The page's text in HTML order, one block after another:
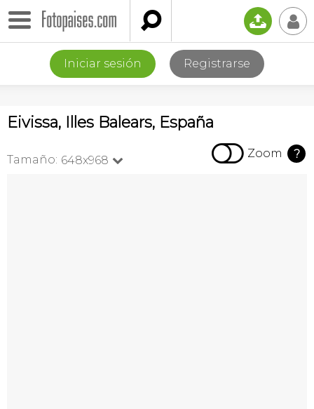
 📤 👤
Iniciar sesión Registrarse
Eivissa, Illes Balears, España
Tamaño: 648x968   Zoom ?